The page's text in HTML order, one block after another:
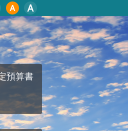
預算書